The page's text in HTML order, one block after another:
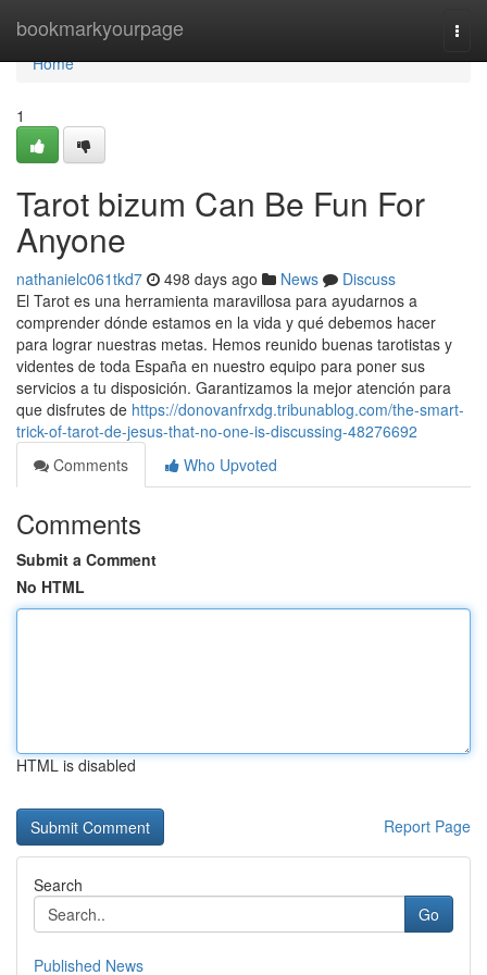
bookmarkyourpage
Home
Home
1
Tarot bizum Can Be Fun For
Anyone
nathanielc061tkd7 498 days ago News
Discuss
El Tarot es una herramienta maravillosa para ayudarnos a
comprender dónde estamos en la vida y qué debemos hacer
para lograr nuestras metas. Hemos reunido buenas tarotistas y
videntes de toda España en nuestro equipo para poner sus
servicios a tu disposición. Garantizamos la mejor atención para
que disfrutes de https://donovanfrxdg.tribunablog.com/the-smart-
trick-of-tarot-de-jesus-that-no-one-is-discussing-48276692
Comments
Who Upvoted
Comments
Submit a Comment
No HTML
HTML is disabled
Report Page
Search
Go
Published News